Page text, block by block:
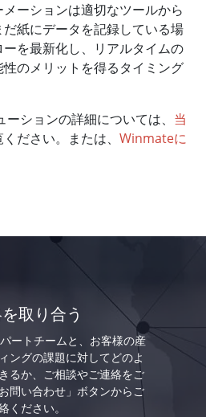
ーションは適切なツールから
紙にデータを記録している場
を最新化し、リアルタイムの
のメリットを得るタイミング
ションの詳細については、 当
ださい。または、 Winmateに
取り合う
ートチームと、お客様の産
ングの課題に対してどのよ
るか、ご相談やご連絡をご
問い合わせ」ボタンからご
ください。